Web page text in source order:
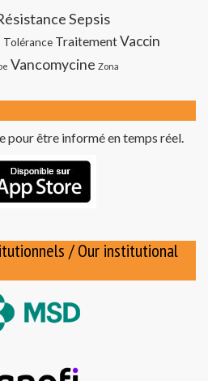
Sepsis
Tolérance TraitementVaccin
Vancomycine Zona
pour être informé en temps réel.
/ Our institutional